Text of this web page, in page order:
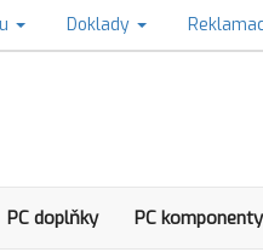
Doklady
PC doplňky PC komponenty